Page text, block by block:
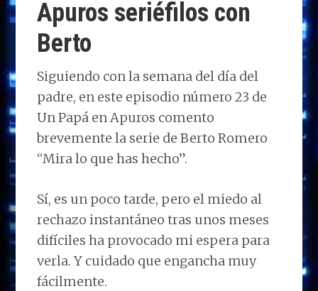
k
p
r
Apuros seriéfilos con
Berto
Siguiendo con la semana del día del
padre, en este episodio número 23 de
Un Papá en Apuros comento
brevemente la serie de Berto Romero
“Mira lo que has hecho”.
Sí, es un poco tarde, pero el miedo al
rechazo instantáneo tras unos meses
difíciles ha provocado mi espera para
verla. Y cuidado que engancha muy
fácilmente.